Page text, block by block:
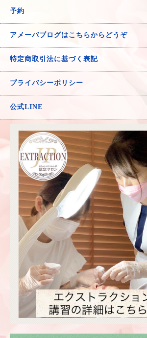
予約
アメーバブログはこちらからどうぞ
特定商取引法に基づく表記
プライバシーポリシー
公式LINE